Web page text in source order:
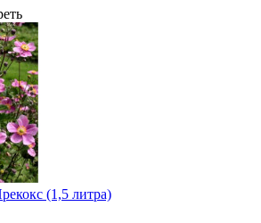
(1,5 литра)